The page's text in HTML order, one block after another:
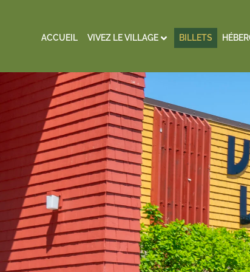
ACCUEIL VIVEZ LE VILLAGE BILLETS